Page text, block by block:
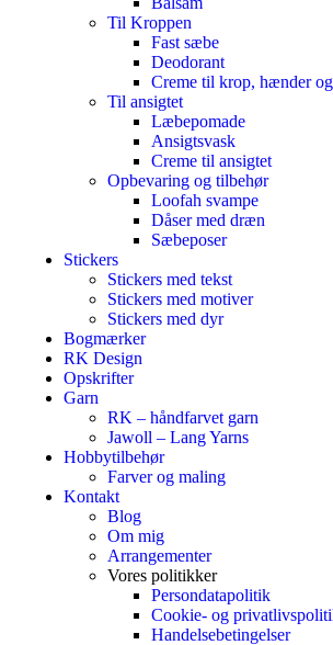
Til Kroppen
Fast sæbe
Deodorant
Creme til krop, hænder
Til ansigtet
Læbepomade
Ansigtsvask
Creme til ansigtet
Opbevaring og tilbehør
Loofah svampe
Dåser med dræn
Sæbeposer
Stickers
Stickers med tekst
Stickers med motiver
Stickers med dyr
Bogmærker
RK Design
Opskrifter
Garn
RK – håndfarvet garn
Jawoll – Lang Yarns
Hobbytilbehør
Farver og maling
Kontakt
Blog
Om mig
Arrangementer
Vores politikker
Persondatapolitik
Cookie- og
Handelsebetingelser